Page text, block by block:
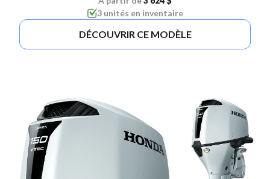
3 unités en inventaire
DÉCOUVRIR CE MODÈLE